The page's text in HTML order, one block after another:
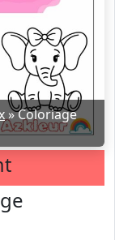
»Coloriage